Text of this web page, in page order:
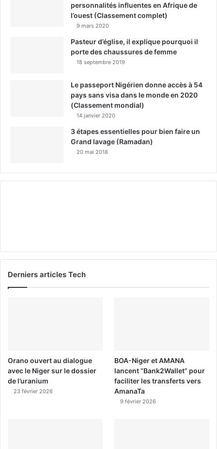
personnalités influentes en Afrique de
l’ouest (Classement complet)
9 mars 2020
Pasteur d’église, il explique pourquoi il
porte des chaussures de femme
18 septembre 2019
Le passeport Nigérien donne accès à 54
pays sans visa dans le monde en 2020
(Classement mondial)
14 janvier 2020
3 étapes essentielles pour bien faire un
Grand lavage (Ramadan)
20 mai 2018
Derniers articles Tech
Orano ouvert au dialogue
avec le Niger sur le dossier
de l’uranium
23 février 2026
BOA-Niger et AMANA
lancent “Bank2Wallet” pour
faciliter les transferts vers
AmanaTa
9 février 2026